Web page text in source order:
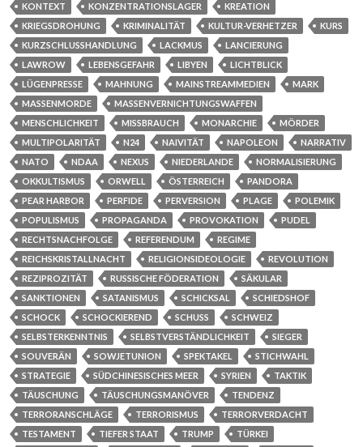
KONTEXT
KONZENTRATIONSLAGER
KREATION
KRIEGSDROHUNG
KRIMINALITÄT KULTUR-VERHETZER
KURS
KURZSCHLUSSHANDLUNG
LACKMUS
LANCIERUNG
LAWROW
LEBENSGEFAHR LIBYEN
LICHTBLICK
LÜGENPRESSE
MAHNUNG MAINSTREAMMEDIEN
MARK
MASSENMORDE
MASSENVERNICHTUNGSWAFFEN
MENSCHLICHKEIT
MISSBRAUCH MONARCHIE
MÖRDER
MULTIPOLARITÄT
N24 NAIVITÄT NAPOLEON
NARRATIV
NATO
NDAA NEXUS NIEDERLANDE
NORMALISIERUNG
OKKULTISMUS
ORWELL ÖSTERREICH
PANDORA
PEAR HARBOR
PERFIDE PERVERSION PLAGE
POLEMIK
POPULISMUS
PROPAGANDA PROVOKATION
PUDEL
RECHTSNACHFOLGE
REFERENDUM
REGIME
REICHSKRISTALLNACHT
RELIGIONSIDEOLOGIE
REVOLUTION
REZIPROZITÄT
RUSSISCHE FÖDERATION
SÄKULAR
SANKTIONEN
SATANISMUS SCHICKSAL
SCHIEDSHOF
SCHOCK
SCHOCKIEREND SCHUSS
SCHWEIZ
SELBSTERKENNTNIS
SELBSTVERSTÄNDLICHKEIT
SIEGER
SOUVERÄN
SOWJETUNION SPEKTAKEL
STICHWAHL
STRATEGIE
SÜDCHINESISCHES MEER SYRIEN
TAKTIK
TÄUSCHUNG
TÄUSCHUNGSMANÖVER
TENDENZ
TERRORANSCHLÄGE
TERRORISMUS
TERRORVERDACHT
TESTAMENT
TIEFER STAAT TRUMP
TÜRKEI